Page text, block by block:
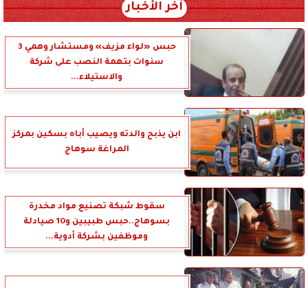
آخر الأخبار
حبس «لواء مزيف» ومستشار وهمي 3
سنوات بتهمة النصب على شركة
والاستيلاء...
ابن يذبح والدته ويصيب أباه بسكين بمركز
المراغة سوهاج
سقوط شبكة تصنيع مواد مخدرة
بسوهاج..حبس طبيبين و10 صيادلة
وموظفين بشركة أدوية...